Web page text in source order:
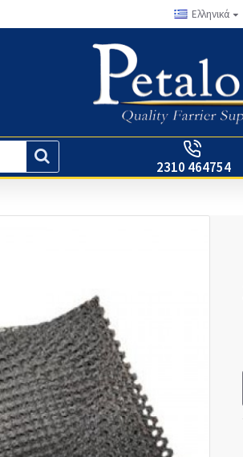
Ελληνικά
2310 464754